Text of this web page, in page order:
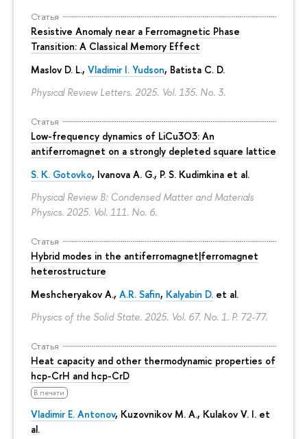
Статья
Resistive Anomaly near a Ferromagnetic Phase
Transition: A Classical Memory Effect
Maslov D. L., Vladimir I. Yudson, Batista C. D.
Physical Review Letters. 2025. Vol. 135. No. 3.
Статья
Low-frequency dynamics of LiCu3⁢O3: An
antiferromagnet on a strongly depleted square lattice
S. K. Gotovko, Ivanova A. G., P. S. Kudimkina et al.
Physical Review B: Condensed Matter and Materials
Physics. 2025. Vol. 111. No. 6.
Статья
Hybrid modes in the antiferromagnet|ferromagnet
heterostructure
Meshcheryakov A., A.R. Safin, Kalyabin D. et al.
Physics of the Solid State. 2025. Vol. 67. No. 1. P. 72-77.
Статья
Heat capacity and other thermodynamic properties of
hcp-CrH and hcp-CrD
В печати
Vladimir E. Antonov, Kuzovnikov M. A., Kulakov V. I. et
al.